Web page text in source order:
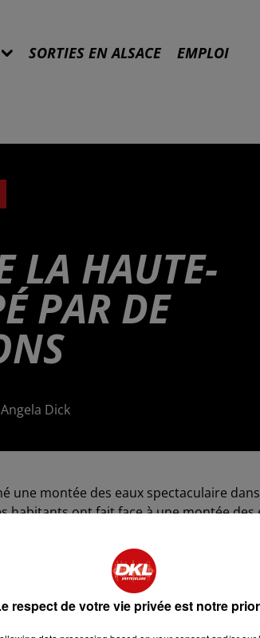
SORTIES EN ALSACE EMPLOI
LA HAUTE-
PAR DE
Dick
une montée des eaux spectaculaire
habitants ont fait face à une montée des
une grande inquiétude. Des
Le département est placé en
un torrent qui a traversé la commune,
respect de votre vie privée est notre